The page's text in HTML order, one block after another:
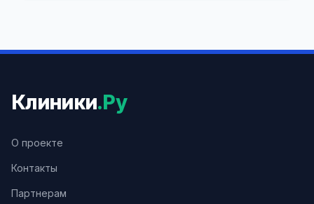
Клиники.Ру
О проекте
Контакты
Партнерам